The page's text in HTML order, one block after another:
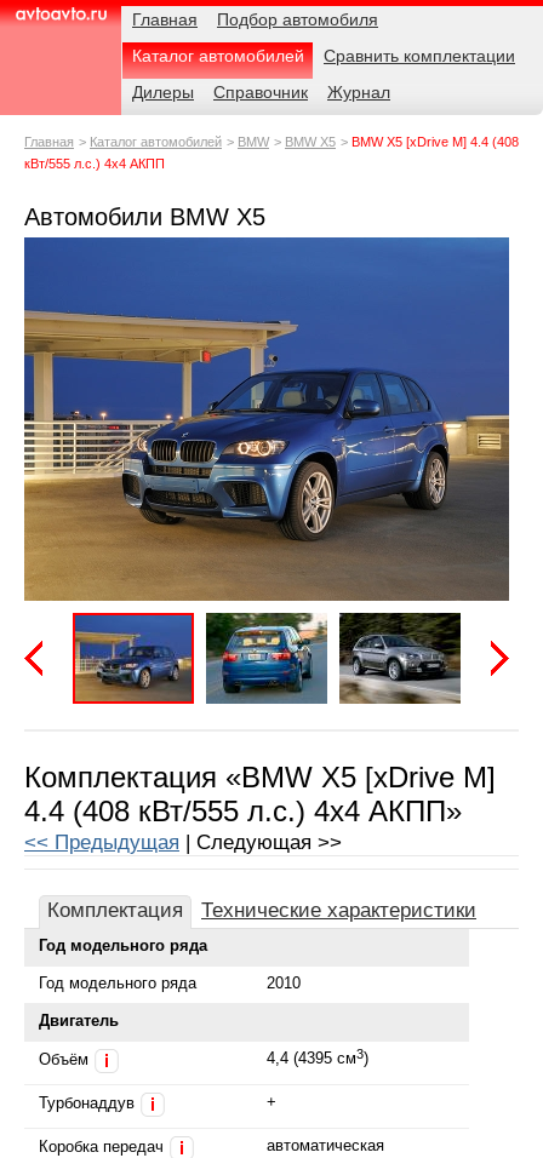
AvtoAvto.ru
Навигация Главная
Подбор автомобиля
Каталог автомобилей
Сравнить комплектации
Дилеры
Справочник Журнал
Родительские
Главная Каталог автомобилей BMW BMW X5
BMW X5 [xDrive M] 4.4 (408
кВт/555 л.с.) 4x4 АКПП
Автомобили BMW X5
Комплектация «BMW X5 [xDrive M]
4.4 (408 кВт/555 л.с.) 4x4 АКПП»
<< Предыдущая | Следующая >>
Комплектация Технические характеристики
Год модельного ряда
Год модельного ряда 2010
Двигатель
Объём 4,4 (4395 см3)
Турбонаддув +
Коробка передач автоматическая
Примечания